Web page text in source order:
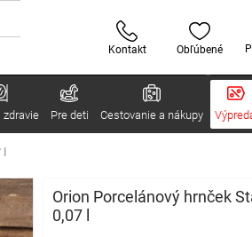
Kontakt Obľúbené
zdravie Pre deti Cestovanie a nákupy
Orion Porcelánový hrnček
0,07 l